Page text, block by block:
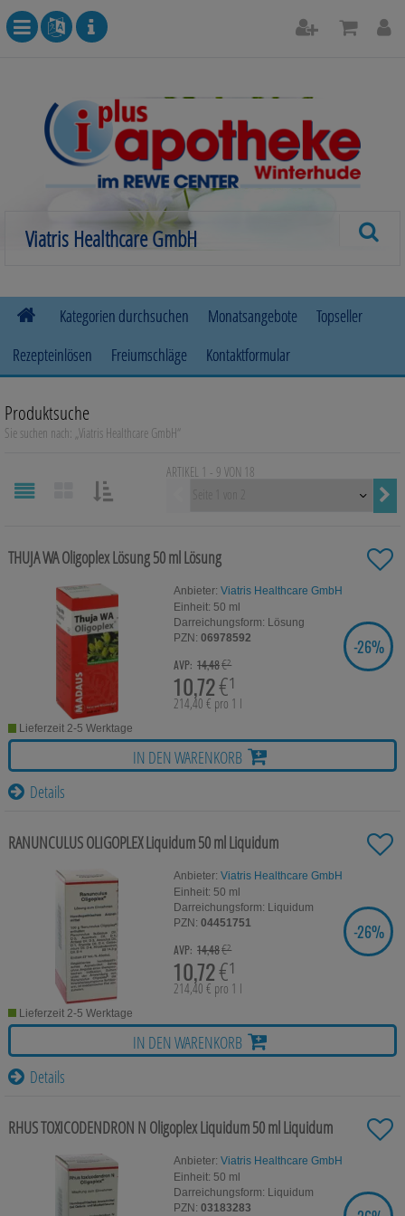
Kategorien durchsuchen
Allergie
Auge, Ohr, Nase & Mund
Blase, Niere & Urogenitaltrakt
Erkältungskrankheiten
Haut, Haare & Nägel
Herz, Kreislauf & Gefäße
Magen/Darm & Leber/Galle
Schmerzen
Für Kinder
Für Ihn
Schwangerschaft & Stillzeit
Homöopathie, Schüsslersalze & Bachblüten Original
Raucherentwöhnung
Gesundheit & Fitness
Kosmetika & Parfümerieartikel
Tablettenspender & Tablettenteiler
Tierarzneimittel
Bonbons
Monatsangebote
Topseller
Rezepteinlösen
Freiumschläge Kontaktformular
Produktsuche
Sie suchen nach: Viatris Healthcare GmbH
ARTIKEL 1 - 9 VON 18
THUJA WA Oligoplex Lösung50 mlLösung
Anbieter: Viatris Healthcare GmbH
Einheit: 50 ml
Darreichungsform: Lösung
PZN: 06978592
AVP: 14,48€²
10,72€¹
214,40 € pro 1 l
SIE SPAREN
-26%
Lieferzeit 2-5 Werktage
IN DEN WARENKORB
Details
RANUNCULUS OLIGOPLEX Liquidum50 mlLiquidum
Anbieter: Viatris Healthcare GmbH
Einheit: 50 ml
Darreichungsform: Liquidum
PZN: 04451751
AVP: 14,48€²
10,72€¹
214,40 € pro 1 l
SIE SPAREN
-26%
Lieferzeit 2-5 Werktage
IN DEN WARENKORB
Details
RHUS TOXICODENDRON N Oligoplex Liquidum50 mlLiquidum
Anbieter: Viatris Healthcare GmbH
Einheit: 50 ml
Darreichungsform: Liquidum
PZN: 03183283 SIE SPAREN